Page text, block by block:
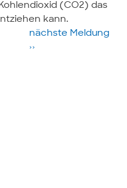
(CO2) das
kann.
nächste­ Meldung
››